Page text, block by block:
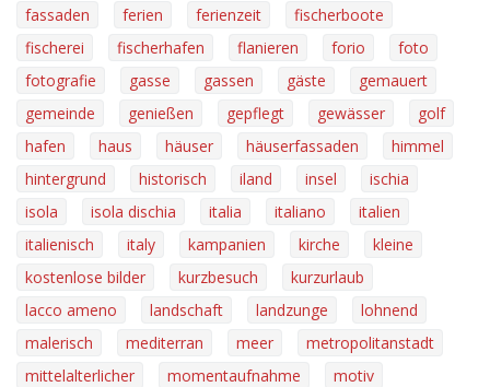
fassaden
ferien ferienzeit
fischerboote
fischerei
fischerhafen flanieren forio
foto
fotografie
gasse gassen gäste
gemauert
gemeinde
genießen gepflegt gewässer
golf
hafen
haus häuser häuserfassaden
himmel
hintergrund
historisch iland insel
ischia
isola
isola dischia italia italiano
italien
italienisch
italy kampanien kirche
kleine
kostenlose bilder
kurzbesuch
kurzurlaub
lacco ameno
landschaft landzunge
lohnend
malerisch
mediterran meer
metropolitanstadt
mittelalterlicher
momentaufnahme
motiv